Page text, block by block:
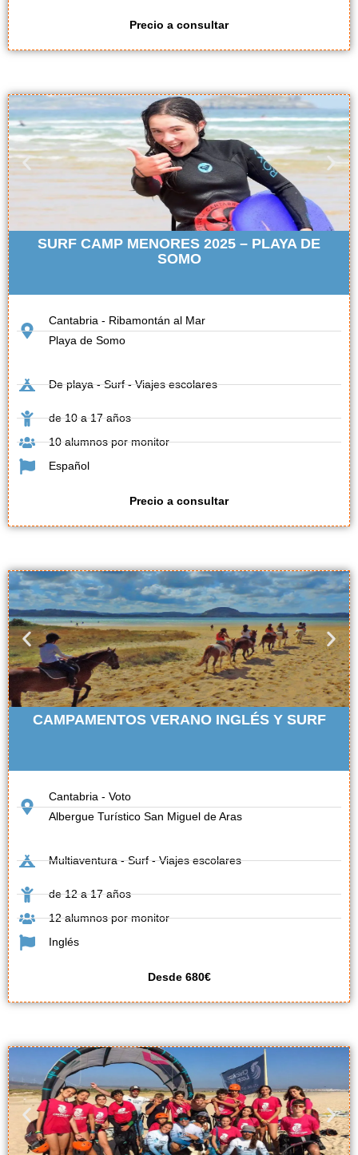
Precio a consultar
SURF CAMP MENORES 2025 – PLAYA DE
SOMO
Cantabria - Ribamontán al Mar
Playa de Somo
De playa - Surf - Viajes escolares
de 10 a 17 años
10 alumnos por monitor
Español
Precio a consultar
CAMPAMENTOS VERANO INGLÉS Y SURF
Cantabria - Voto
Albergue Turístico San Miguel de Aras
Multiaventura - Surf - Viajes escolares
de 12 a 17 años
12 alumnos por monitor
Inglés
Desde 680€